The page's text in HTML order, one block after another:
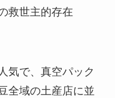
救世主的存在
気で、真空パック
全域の土産店に並